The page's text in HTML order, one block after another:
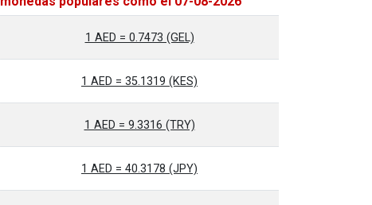
1 AED = 0.7473 (GEL)
1 AED = 35.1319 (KES)
1 AED = 9.3316 (TRY)
1 AED = 40.3178 (JPY)